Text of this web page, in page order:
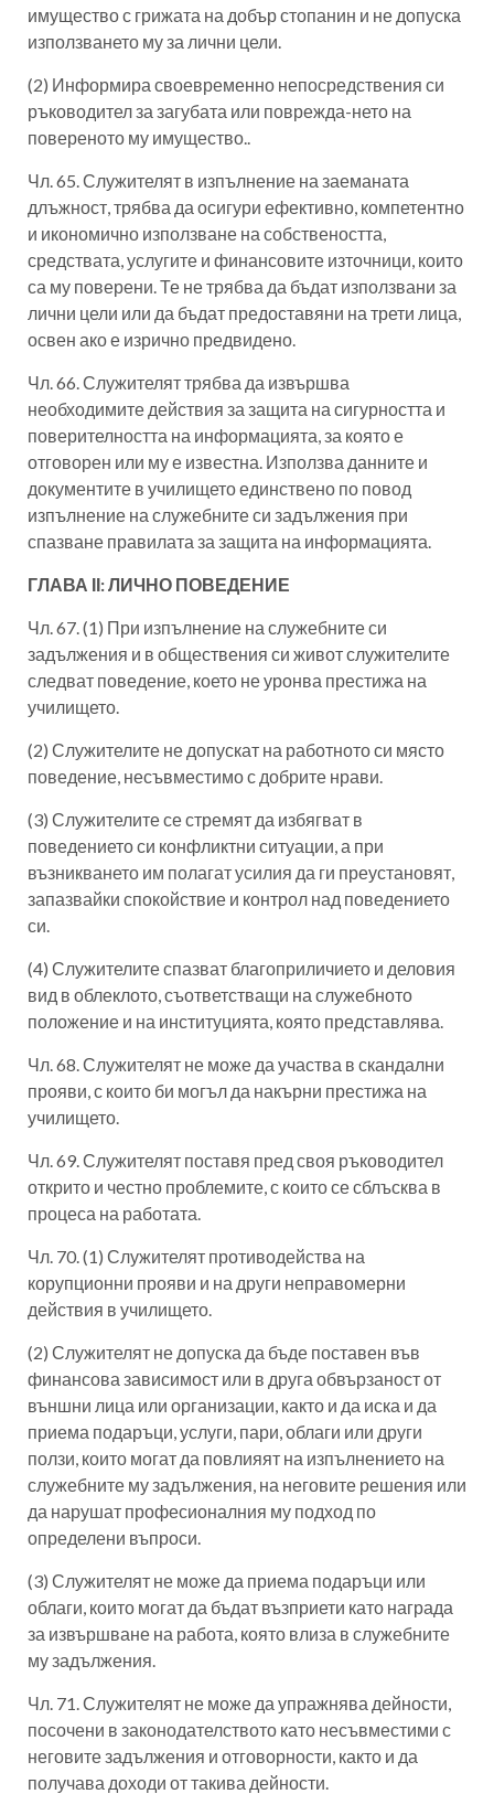
имущество с грижата на добър стопанин и не допуска
използването му за лични цели.
(2) Информира своевременно непосредствения си
ръководител за загубата или поврежда-нето на
повереното му имущество..
Чл. 65. Служителят в изпълнение на заеманата
длъжност, трябва да осигури ефективно, компетентно
и икономично използване на собствеността,
средствата, услугите и финансовите източници, които
са му поверени. Те не трябва да бъдат използвани за
лични цели или да бъдат предоставяни на трети лица,
освен ако е изрично предвидено.
Чл. 66. Служителят трябва да извършва
необходимите действия за защита на сигурността и
поверителността на информацията, за която е
отговорен или му е известна. Използва данните и
документите в училището единствено по повод
изпълнение на служебните си задължения при
спазване правилата за защита на информацията.
ГЛАВА ІІ: ЛИЧНО ПОВЕДЕНИЕ
Чл. 67. (1) При изпълнение на служебните си
задължения и в обществения си живот служителите
следват поведение, което не уронва престижа на
училището.
(2) Служителите не допускат на работното си място
поведение, несъвместимо с добрите нрави.
(3) Служителите се стремят да избягват в
поведението си конфликтни ситуации, а при
възникването им полагат усилия да ги преустановят,
запазвайки спокойствие и контрол над поведението
си.
(4) Служителите спазват благоприличието и деловия
вид в облеклото, съответстващи на служебното
положение и на институцията, която представлява.
Чл. 68. Служителят не може да участва в скандални
прояви, с които би могъл да накърни престижа на
училището.
Чл. 69. Служителят поставя пред своя ръководител
открито и честно проблемите, с които се сблъсква в
процеса на работата.
Чл. 70. (1) Служителят противодейства на
корупционни прояви и на други неправомерни
действия в училището.
(2) Служителят не допуска да бъде поставен във
финансова зависимост или в друга обвързаност от
външни лица или организации, както и да иска и да
приема подаръци, услуги, пари, облаги или други
ползи, които могат да повлияят на изпълнението на
служебните му задължения, на неговите решения или
да нарушат професионалния му подход по
определени въпроси.
(3) Служителят не може да приема подаръци или
облаги, които могат да бъдат възприети като награда
за извършване на работа, която влиза в служебните
му задължения.
Чл. 71. Служителят не може да упражнява дейности,
посочени в законодателството като несъвместими с
неговите задължения и отговорности, както и да
получава доходи от такива дейности.